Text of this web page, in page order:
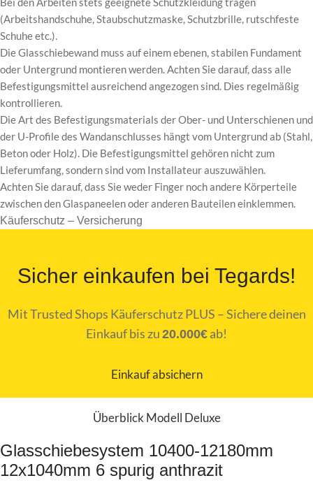
(Arbeitshandschuhe, Staubschutzmaske, Schutzbrille, rutschfeste
Schuhe etc.).
Die Glasschiebewand muss auf einem ebenen, stabilen Fundament
oder Untergrund montieren werden. Achten Sie darauf, dass alle
Befestigungsmittel ausreichend angezogen sind. Dies regelmäßig
kontrollieren.
Die Art des Befestigungsmaterials der Ober- und Unterschienen und
der U-Profile des Wandanschlusses hängt vom Untergrund ab (Stahl,
Beton oder Holz). Die Befestigungsmittel gehören nicht zum
Lieferumfang, sondern sind vom Installateur auszuwählen.
Achten Sie darauf, dass Sie weder Finger noch andere Körperteile
zwischen den Glaspaneelen oder anderen Bauteilen einklemmen.
Käuferschutz – Versicherung
Sicher einkaufen bei Tegards!
Mit Trusted Shops Käuferschutz PLUS – Sichere deinen
Einkauf bis zu 20.000€ ab!
Einkauf absichern
Überblick Modell Deluxe
Glasschiebesystem 10400-12180mm
12x1040mm 6 spurig anthrazit